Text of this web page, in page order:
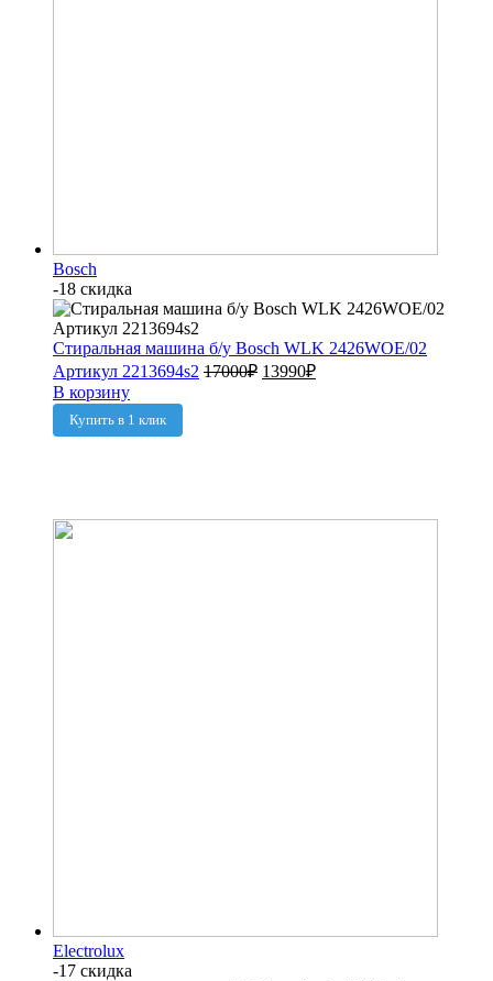
Bosch
-18 скидка
Стиральная машина б/у Bosch WLK 2426WOE/02
Артикул 2213694s2 17000₽ 13990₽
В корзину
Купить в 1 клик
Electrolux
-17 скидка